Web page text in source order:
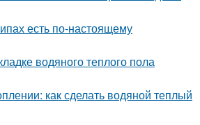
есть по-настоящему
водяного теплого пола
как сделать водяной теплый